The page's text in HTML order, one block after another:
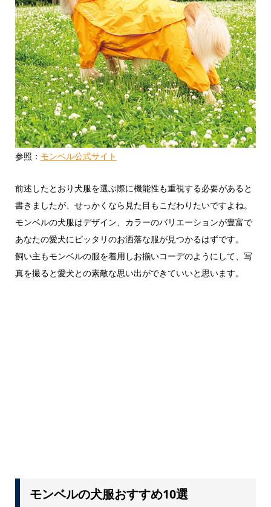
参照： モンベル公式サイト
前述したとおり犬服を選ぶ際に機能性も重視する必要があると
書きましたが、せっかくなら見た目もこだわりたいですよね。
モンベルの犬服はデザイン、カラーのバリエーションが豊富で
あなたの愛犬にピッタリのお洒落な服が見つかるはずです。
飼い主もモンベルの服を着用しお揃いコーデのようにして、写
真を撮ると愛犬との素敵な思い出ができていいと思います。
モンベルの犬服おすすめ10選